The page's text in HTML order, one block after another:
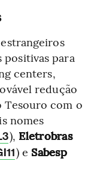
para
centers,
redução
com o
nomes
), Eletrobras
) e Sabesp